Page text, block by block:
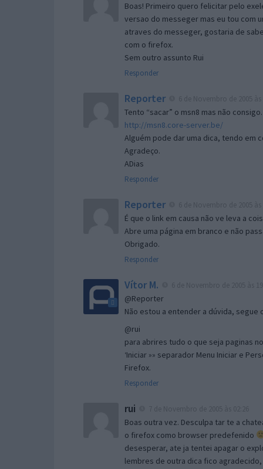
Boas! Primeiro quero felicitar pelo
versao do messeger mas eu tou com
atraves do messeger, gostaria de
com o firefox.
Sem outro assunto Rui
Responder
Reporter
Tento “sacar” o msn8 mas não
http://msn8.core-server.be/
Alguém pode dar uma dica, tendo em
Agradeço.
ADias
Responder
Reporter
É que o link em causa não ve leva a
Abre uma página em branco e não
Obrigado.
Responder
Vítor M.
@Reporter
Não estou a entender a dúvida,
@rui
para abrires tudo o que seja paginas
‘Iniciar »» separador Menu Iniciar e
Firefox.
Responder
rui
Boas outra vez. Desculpa tar te a
o firefox como browser predefenido
desesperar, ate ja tentei apagar o
lembres de outra dica fico